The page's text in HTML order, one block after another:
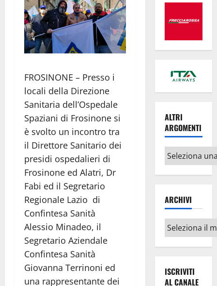
FROSINONE – Presso i
locali della Direzione
Sanitaria dell’Ospedale
Spaziani di Frosinone si
è svolto un incontro tra
il Direttore Sanitario dei
presidi ospedalieri di
Frosinone ed Alatri, Dr
Fabi ed il Segretario
Regionale Lazio di
Confintesa Sanità
Alessio Minadeo, il
Segretario Aziendale
Confintesa Sanità
Giovanna Terrinoni ed
una rappresentante dei
ALTRI
ARGOMENTI
Altri
argomenti
ARCHIVI
Archivi
ISCRIVITI
AL CANALE